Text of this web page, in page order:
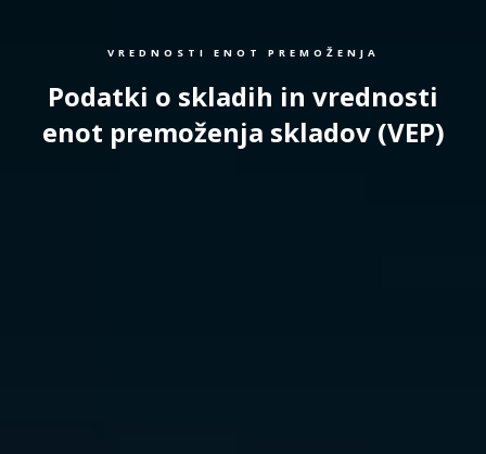
VREDNOSTI ENOT PREMOŽENJA
Podatki o skladih in vrednosti
enot premoženja skladov (VEP)